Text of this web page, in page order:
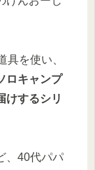
を使い、
ロキャンプ
けするシリ
、40代パパ